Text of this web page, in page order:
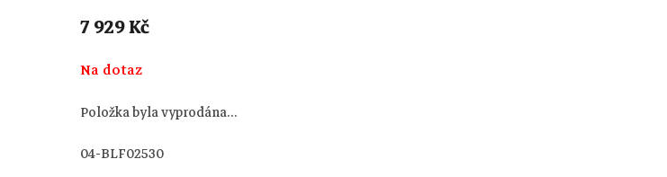
7 929 Kč
Měrná
cena:
Na dotaz
Položka byla vyprodána…
04-BLF02530